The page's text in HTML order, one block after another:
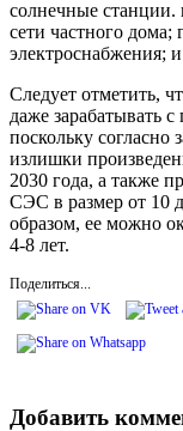
солнечные
сети частного
электроснабжения;
Следует отметить,
даже зарабатывать
поскольку согласно
излишки
2030 года, а также
СЭС в размер от 10
образом, ее можно
4-8 лет.
Поделиться...
Добавить